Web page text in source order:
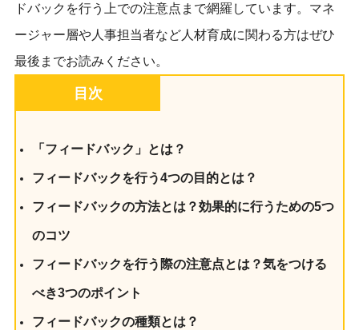
ドバックを行う上での注意点まで網羅しています。マネ
ージャー層や人事担当者など人材育成に関わる方はぜひ
最後までお読みください。
目次
「フィードバック」とは？
フィードバックを行う4つの目的とは？
フィードバックの方法とは？効果的に行うための5つ
のコツ
フィードバックを行う際の注意点とは？気をつける
べき3つのポイント
フィードバックの種類とは？